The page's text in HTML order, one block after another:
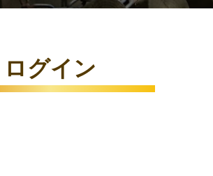
ログイン